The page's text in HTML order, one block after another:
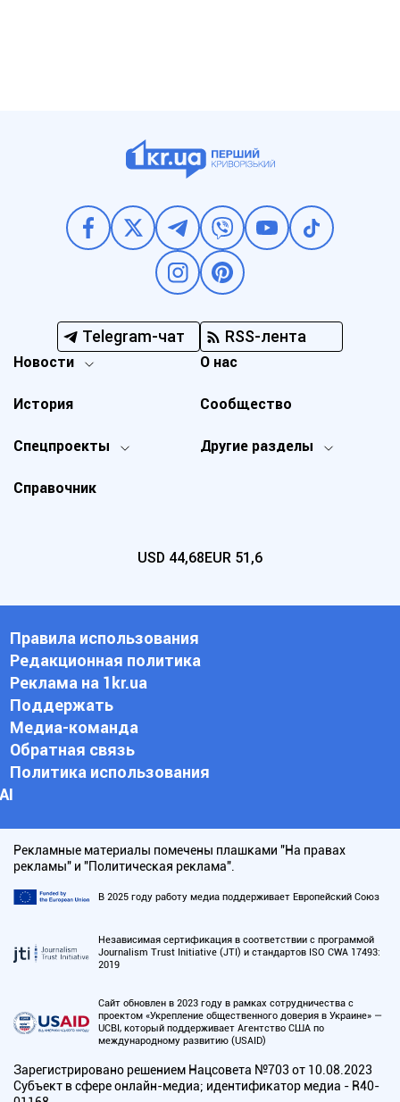
Telegram-чат RSS-лента
Новости
Спецпроекты Другие разделы
История
О нас
Справочник
Сообщество
USD 44,68EUR 51,6
Правила использования
Редакционная политика
Реклама на 1kr.ua
Поддержать
Медиа-команда
Обратная связь
Политика использования
АI
Рекламные материалы помечены плашками "На правах
рекламы" и "Политическая реклама".
В 2025 году работу медиа поддерживает Европейский Союз
Независимая сертификация в соответствии с программой
Journalism Trust Initiative (JTI) и стандартов ISO CWA 17493:
2019
Сайт обновлен в 2023 году в рамках сотрудничества с
проектом «Укрепление общественного доверия в Украине» —
UCBI, который поддерживает Агентство США по
международному развитию (USAID)
Зарегистрировано решением Нацсовета №703 от 10.08.2023
Субъект в сфере онлайн-медиа; идентификатор медиа - R40-